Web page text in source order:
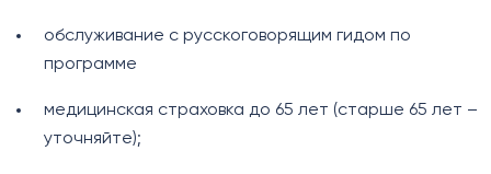
обслуживание с русскоговорящим гидом по
программе
медицинская страховка до 65 лет (старше 65 лет –
уточняйте);